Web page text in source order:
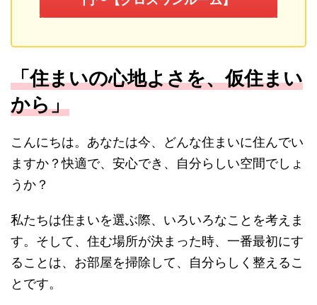
「住まいの心地よさを、仮住まい
から」
こんにちは。あなたは今、どんな住まいに住んでい
ますか？快適で、安心でき、自分らしい空間でしょ
うか？
私たちは住まいを選ぶ際、いろいろなことを考えま
す。そして、住む場所が決まった時、一番最初にす
ることは、お部屋を掃除して、自分らしく整えるこ
とです。